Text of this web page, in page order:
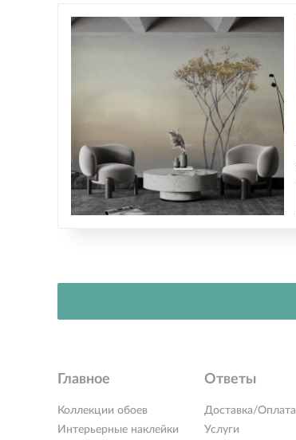
Главное
Коллекции обоев
Интерьерные наклейки
Ответы
Доставка/Оплата
Услуги